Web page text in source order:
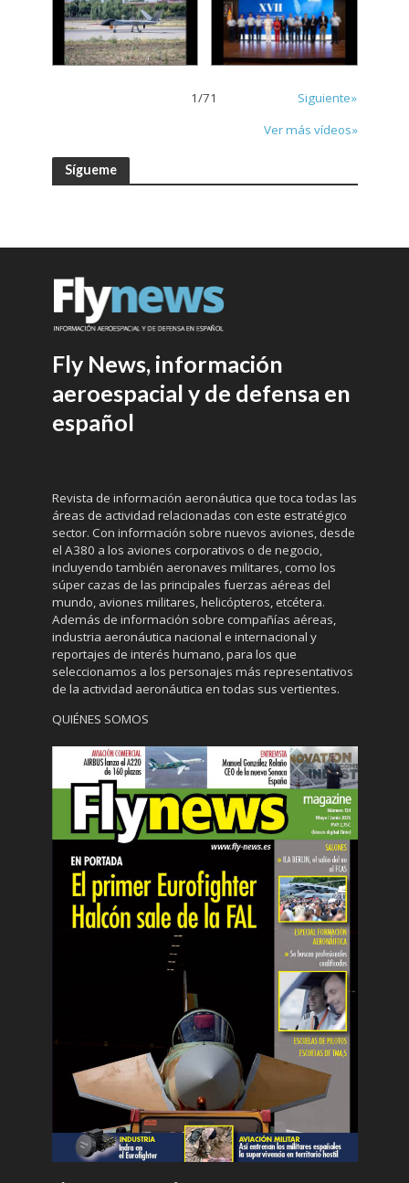
1/71
Siguiente»
Ver más vídeos»
Sígueme
Fly News, información
aeroespacial y de defensa en
español
Revista de información aeronáutica que toca todas las
áreas de actividad relacionadas con este estratégico
sector. Con información sobre nuevos aviones, desde
el A380 a los aviones corporativos o de negocio,
incluyendo también aeronaves militares, como los
súper cazas de las principales fuerzas aéreas del
mundo, aviones militares, helicópteros, etcétera.
Además de información sobre compañías aéreas,
industria aeronáutica nacional e internacional y
reportajes de interés humano, para los que
seleccionamos a los personajes más representativos
de la actividad aeronáutica en todas sus vertientes.
QUIÉNES SOMOS